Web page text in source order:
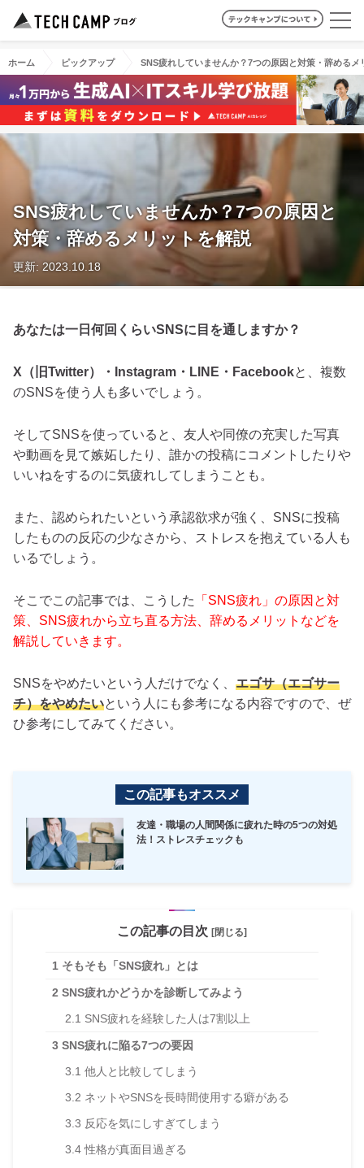
ホーム ピックアップ SNS疲れしていませんか？7つの原因と対策・辞めるメ
SNS疲れしていませんか？7つの原因と
対策・辞めるメリットを解説
更新: 2023.10.18
あなたは一日何回くらいSNSに目を通しますか？
X（旧Twitter）・Instagram・LINE・Facebookと、複数
のSNSを使う人も多いでしょう。
そしてSNSを使っていると、友人や同僚の充実した写真
や動画を見て嫉妬したり、誰かの投稿にコメントしたりや
いいねをするのに気疲れしてしまうことも。
また、認められたいという承認欲求が強く、SNSに投稿
したものの反応の少なさから、ストレスを抱えている人も
いるでしょう。
そこでこの記事では、こうした
「SNS疲れ」の原因と対
策、SNS疲れから立ち直る方法、辞めるメリットなどを
解説していきます。
SNSをやめたいという人だけでなく、 エゴサ（エゴサー
チ）をやめたいという人にも参考になる内容ですので、ぜ
ひ参考にしてみてください。
この記事もオススメ
友達・職場の人間関係に疲れた時の5つの対処
法！ストレスチェックも
この記事の目次 [閉じる]
1 そもそも「SNS疲れ」とは
2 SNS疲れかどうかを診断してみよう
2.1 SNS疲れを経験した人は7割以上
3 SNS疲れに陥る7つの要因
3.1 他人と比較してしまう
3.2 ネットやSNSを長時間使用する癖がある
3.3 反応を気にしすぎてしまう
3.4性格が真面目過ぎる